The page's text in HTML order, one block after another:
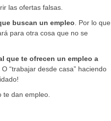
las ofertas falsas.
buscan un empleo. Por lo que
para otra cosa que no se
que te ofrecen un empleo a
O “trabajar desde casa” haciendo
te dan empleo.